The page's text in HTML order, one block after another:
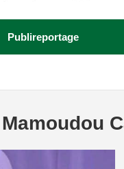
Publireportage